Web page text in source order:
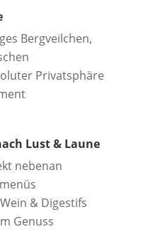
Bergveilchen,
Privatsphäre
Lust & Laune
nebenan
& Digestifs
Genuss